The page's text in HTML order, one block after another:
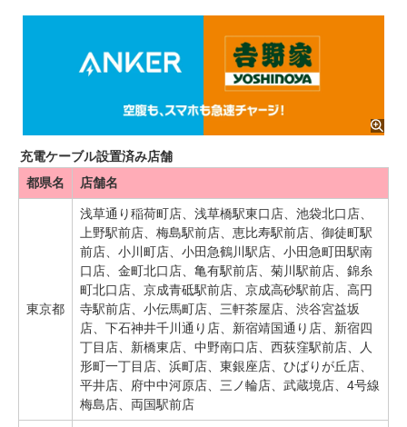
充電ケーブル設置済み店舗
都県名
店舗名
東京都
浅草通り稲荷町店、浅草橋駅東口店、池袋北口店、
上野駅前店、梅島駅前店、恵比寿駅前店、御徒町駅
前店、小川町店、小田急鶴川駅店、小田急町田駅南
口店、金町北口店、亀有駅前店、菊川駅前店、錦糸
町北口店、京成青砥駅前店、京成高砂駅前店、高円
寺駅前店、小伝馬町店、三軒茶屋店、渋谷宮益坂
店、下石神井千川通り店、新宿靖国通り店、新宿四
丁目店、新橋東店、中野南口店、西荻窪駅前店、人
形町一丁目店、浜町店、東銀座店、ひばりが丘店、
平井店、府中中河原店、三ノ輪店、武蔵境店、4号線
梅島店、両国駅前店